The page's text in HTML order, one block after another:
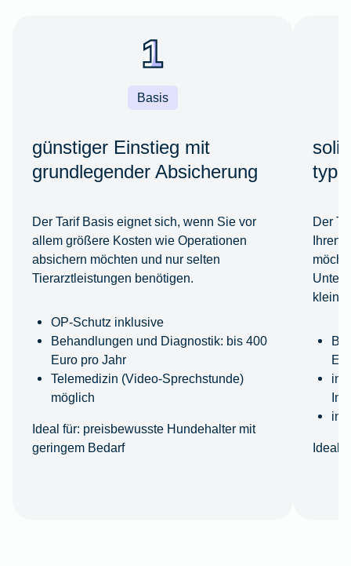
Basis
günstiger Einstieg mit
grundlegender Absicherung
Der Tarif Basis eignet sich, wenn Sie vor
allem größere Kosten wie Operationen
absichern möchten und nur selten
Tierarztleistungen benötigen.
OP-Schutz inklusive
Behandlungen und Diagnostik: bis 400
Euro pro Jahr
Telemedizin (Video-Sprechstunde)
möglich
Ideal für: preisbewusste Hundehalter mit
geringem Bedarf
Der
Ihren
Ideal